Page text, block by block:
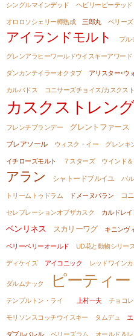
シングルマインデッド
ヘビリーピーテッド
オロロソシェリー樽熟成
三郎丸 ベリーズ
アイランドモルト プル
グレンアラヒーワールドウイスキーアワード
ダンカンテイラーオクタブ
アリスター･ウ
カルバドス
コニサーズチョイス/カスクス
カスクストレン
フレンチブランデー
グレントファース
ブレアソール
ウィスク・イー グレンキ
イチローズモルト
７スターズ ウインド
アラン シャトードブルイユ バ
トリームトゥドラム
ドメーヌパラン コ
セレブレーションオブザカスク
カルドレイ
ベンリネス スカリーワグ キニンヴ
ベリーベリーオールド
UD花と動物シリー
ディケイズ
アイコニック レッドワイン
ダルムナック ピーティー
テンプルトン・ライ 上村一夫 チョコ
モリソンスコッチウイスキー
タムデュ